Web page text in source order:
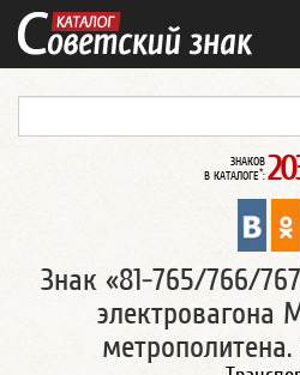
ЗНАКОВ
В КАТАЛОГЕ*:
Знак «81-765/766/
электровагона
метрополитена.